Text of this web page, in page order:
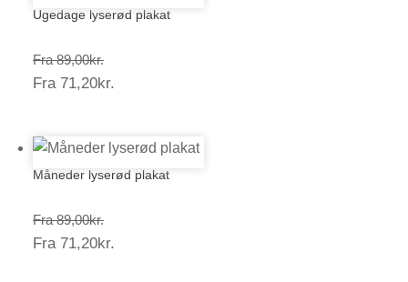
Ugedage lyserød plakat
Fra 89,00kr.Prisinterval:
89,00kr.
Fra 71,20kr.
Måneder lyserød plakat
Fra 89,00kr.Prisinterval:
89,00kr.
Fra 71,20kr.